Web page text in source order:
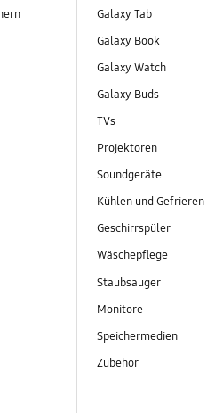
Galaxy Tab
Galaxy Book
Galaxy Watch
Galaxy Buds
TVs
Projektoren
Soundgeräte
Kühlen und Gefrieren
Geschirrspüler
Wäschepflege
Staubsauger
Monitore
Speichermedien
Zubehör